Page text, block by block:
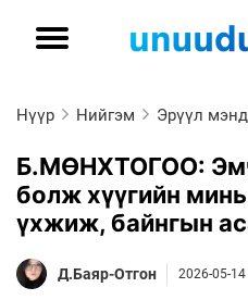
Нүүр Нийгэм Эрүүл мэнд
Б.МӨНХТОГОО:
болж хүүгийн
үхжиж, байнгын
Д.Баяр-Отгон 2026-05-